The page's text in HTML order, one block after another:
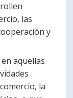
las
y
aquellas
la